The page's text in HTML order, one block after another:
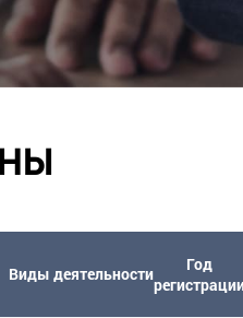
Виды деятельности
Год